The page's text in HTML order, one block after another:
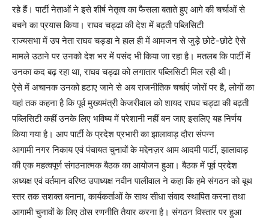
रहे हैं। पार्टी नेताओं ने इसे शीर्ष नेतृत्व का फैसला बताते हुए आगे की चर्चाओं से
बचने का प्रयास किया। राघव चड्ढा की देश में बढ़ती पब्लिसिटी
राज्यसभा में उप नेता राघव चड्डा ने हाल ही में आमजन से जुड़े छोटे-छोटे ऐसे
मामले उठाने पर उनको देश भर में पसंद भी किया जा रहा है। मतलब कि पार्टी में
उनका कद बढ़ रहा था, राघव चड्ढा को लगातार पब्लिसिटी मिल रही थी।
ऐसे में अचानक उनको हटाए जाने से अब राजनीतिक चर्चाएं जोरों पर है, लोगों का
यहां तक कहना है कि पूर्व मुख्यमंत्री केजरीवाल को शायद राघव चड्ढा की बढ़ती
पब्लिसिटी कहीं उनके लिए भविष्य में परेशानी नहीं बन जाए इसलिए यह निर्णय
किया गया है। आप पार्टी के प्रदेश प्रभारी का झालावाड़ दौरा संपन्न
आगामी नगर निकाय एवं पंचायत चुनावों के मद्देनज़र आम आदमी पार्टी, झालावाड़
की एक महत्वपूर्ण संगठनात्मक बैठक का आयोजन हुआ। बैठक में पूर्व प्रदेश
अध्यक्ष एवं वर्तमान वरिष्ठ उपाध्यक्ष नवीन पालीवाल ने कहा कि हमे संगठन को बूथ
स्तर तक सशक्त बनाना, कार्यकर्ताओं के साथ सीधा संवाद स्थापित करना तथा
आगामी चुनावों के लिए ठोस रणनीति तैयार करना है। संगठन विस्तार पर हुआ